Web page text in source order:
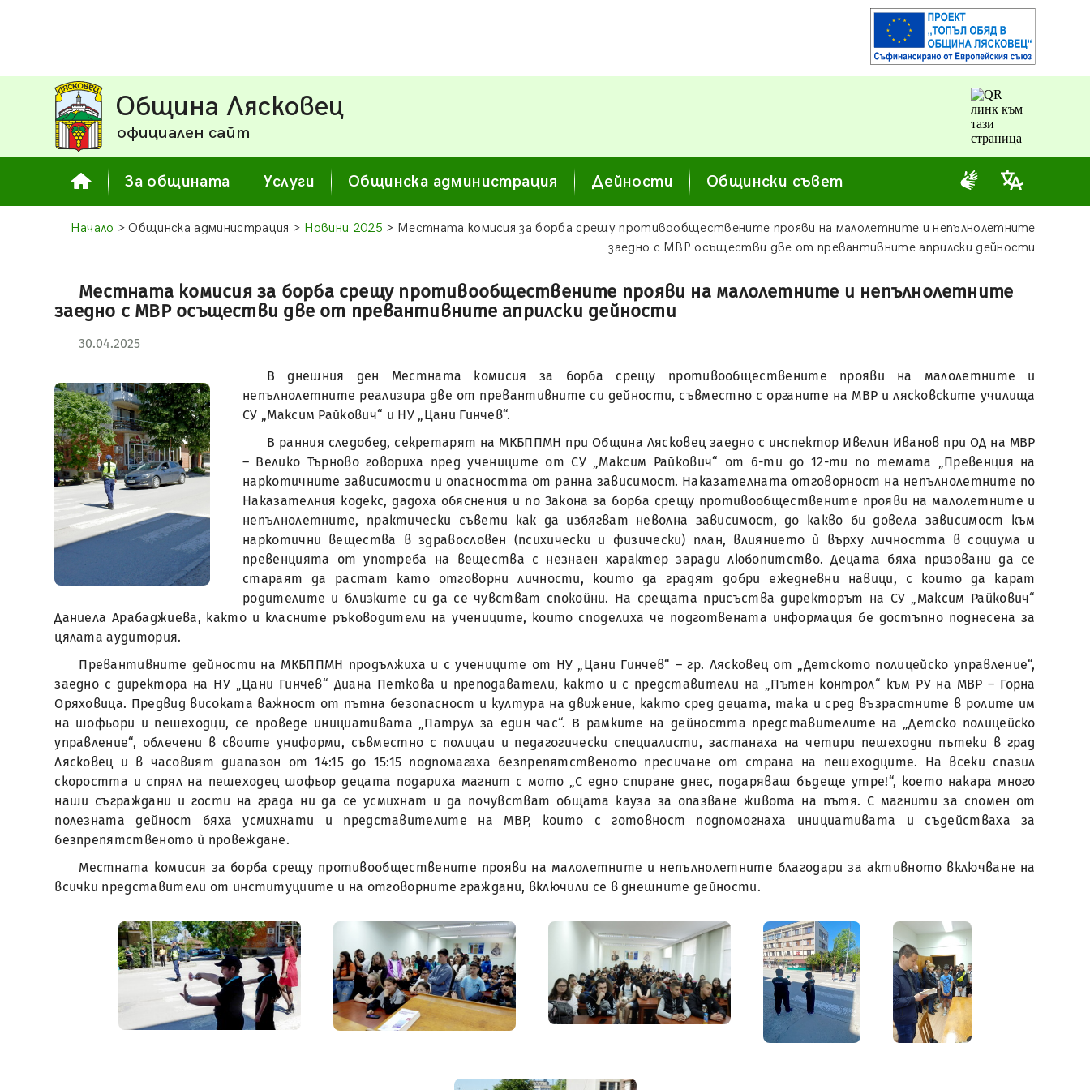
Община Лясковец
официален сайт
За общината Услуги Общинска администрация Дейности Общински съвет
Начало > Общинска администрация > Новини 2025 > Местната комисия за борба срещу противообществените прояви на малолетните и непълнолетните
заедно с МВР осъществи две от превантивните априлски дейности
Местната комисия за борба срещу противообществените прояви на малолетните и непълнолетните
заедно с МВР осъществи две от превантивните априлски дейности
30.04.2025
В днешния ден Местната комисия за борба срещу противообществените прояви на малолетните и
непълнолетните реализира две от превантивните си дейности, съвместно с органите на МВР и лясковските училища
СУ „Максим Райкович“ и НУ „Цани Гинчев“.
В ранния следобед, секретарят на МКБППМН при Община Лясковец заедно с инспектор Ивелин Иванов при ОД на МВР
– Велико Търново говориха пред учениците от СУ „Максим Райкович“ от 6-ти до 12-ти по темата „Превенция на
наркотичните зависимости и опасността от ранна зависимост. Наказателната отговорност на непълнолетните по
Наказателния кодекс, дадоха обяснения и по Закона за борба срещу противообществените прояви на малолетните и
непълнолетните, практически съвети как да избягват неволна зависимост, до какво би довела зависимост към
наркотични вещества в здравословен (психически и физически) план, влиянието ѝ върху личността в социума и
превенцията от употреба на вещества с незнаен характер заради любопитство. Децата бяха призовани да се
стараят да растат като отговорни личности, които да градят добри ежедневни навици, с които да карат
родителите и близките си да се чувстват спокойни. На срещата присъства директорът на СУ „Максим Райкович“
Даниела Арабаджиева, както и класните ръководители на учениците, които споделиха че подготвената информация бе достъпно поднесена за
цялата аудитория.
Превантивните дейности на МКБППМН продължиха и с учениците от НУ „Цани Гинчев“ – гр. Лясковец от „Детското полицейско управление“,
заедно с директора на НУ „Цани Гинчев“ Диана Петкова и преподаватели, както и с представители на „Пътен контрол“ към РУ на МВР – Горна
Оряховица. Предвид високата важност от пътна безопасност и култура на движение, както сред децата, така и сред възрастните в ролите им
на шофьори и пешеходци, се проведе инициативата „Патрул за един час“. В рамките на дейността представителите на „Детско полицейско
управление“, облечени в своите униформи, съвместно с полицаи и педагогически специалисти, застанаха на четири пешеходни пътеки в град
Лясковец и в часовият диапазон от 14:15 до 15:15 подпомагаха безпрепятственото пресичане от страна на пешеходците. На всеки спазил
скоростта и спрял на пешеходец шофьор децата подариха магнит с мото „С едно спиране днес, подаряваш бъдеще утре!“, което накара много
наши съграждани и гости на града ни да се усмихнат и да почувстват общата кауза за опазване живота на пътя. С магнити за спомен от
полезната дейност бяха усмихнати и представителите на МВР, които с готовност подпомогнаха инициативата и съдействаха за
безпрепятственото ѝ провеждане.
Местната комисия за борба срещу противообществените прояви на малолетните и непълнолетните благодари за активното включване на
всички представители от институциите и на отговорните граждани, включили се в днешните дейности.